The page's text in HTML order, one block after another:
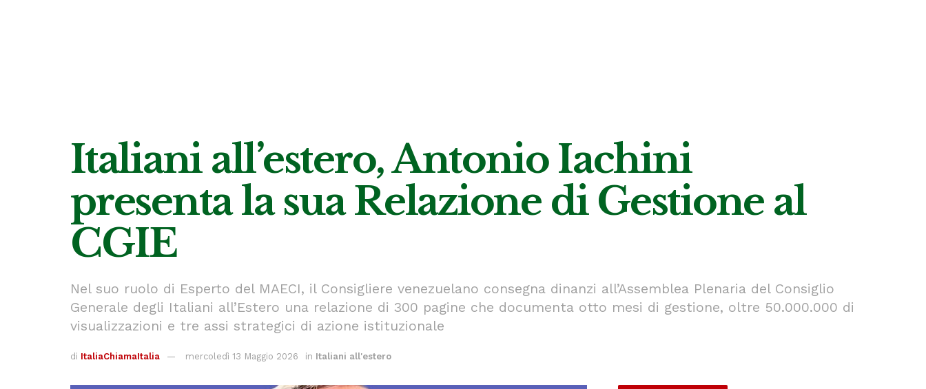
Italiani all’estero, Antonio Iachini
presenta la sua Relazione di Gestione al
CGIE
Nel suo ruolo di Esperto del MAECI, il Consigliere venezuelano consegna dinanzi all’Assemblea Plenaria del Consiglio
Generale degli Italiani all’Estero una relazione di 300 pagine che documenta otto mesi di gestione, oltre 50.000.000 di
visualizzazioni e tre assi strategici di azione istituzionale
di ItaliaChiamaItalia mercoledì 13 Maggio 2026 in Italiani all'estero